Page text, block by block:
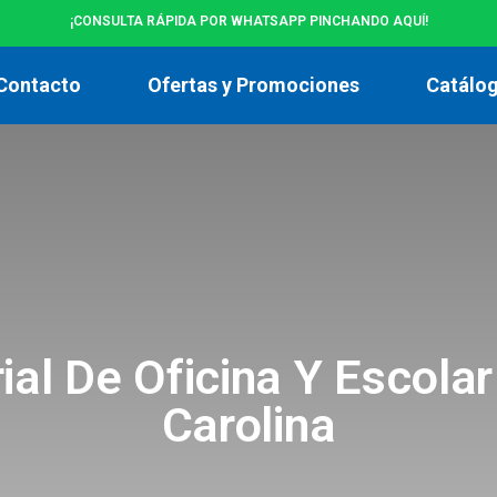
¡CONSULTA RÁPIDA POR WHATSAPP PINCHANDO AQUÍ!
Ofertas y Promociones
De Oficina Y
Carolina